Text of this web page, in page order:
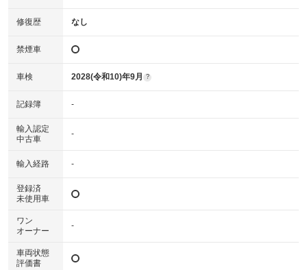
修復歴 なし
禁煙車
車検 2028(令和10)年9月 ?
記録簿 -
輸入認定
中古車
-
輸入経路 -
登録済
未使用車
ワン
オーナー
-
車両状態
評価書